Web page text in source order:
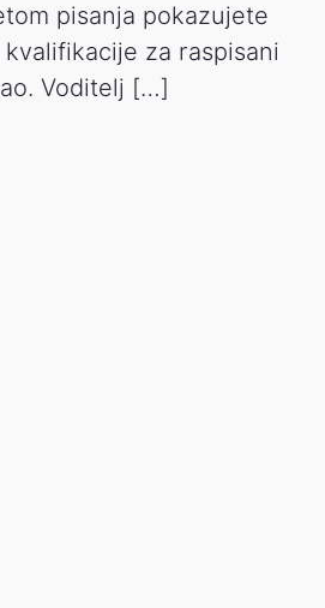
pisanja pokazujete
za raspisani
Voditelj […]